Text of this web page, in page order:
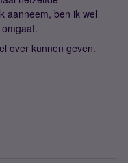
aanneem, ben ik wel
over kunnen geven.